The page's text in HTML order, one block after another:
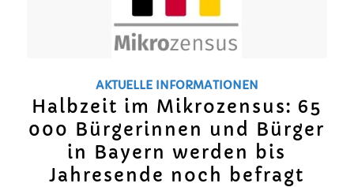
AKTUELLE INFORMATIONEN
Halbzeit im Mikrozensus: 65
000 Bürgerinnen und Bürger
in Bayern werden bis
Jahresende noch befragt